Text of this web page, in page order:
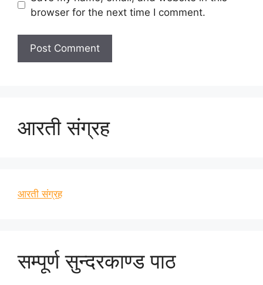
browser for the next time I comment.
आरती संग्रह
आरती संग्रह
सम्पूर्ण सुन्दरकाण्ड पाठ